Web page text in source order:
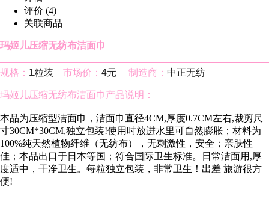
评价 (4)
关联商品
玛姬儿压缩无纺布洁面巾
规格： 1粒装 市场价： 4元 制造商： 中正无纺
玛姬儿压缩无纺布洁面巾产品说明：
本品为压缩型洁面巾，洁面巾直径4CM,厚度0.7CM左右,裁剪尺
寸30CM*30CM,独立包装!使用时放进水里可自然膨胀；材料为
100%纯天然植物纤维（无纺布），无刺激性，安全；亲肤性
佳；本品出口于日本等国；符合国际卫生标准。日常洁面用,厚
度适中，干净卫生。每粒独立包装，非常卫生！出差 旅游很方
便!